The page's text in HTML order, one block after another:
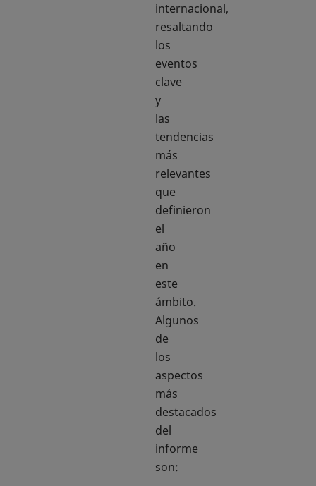
internacional,
resaltando
los
eventos
clave
y
las
tendencias
más
relevantes
que
definieron
el
año
en
este
ámbito.
Algunos
de
los
aspectos
más
destacados
del
informe
son: